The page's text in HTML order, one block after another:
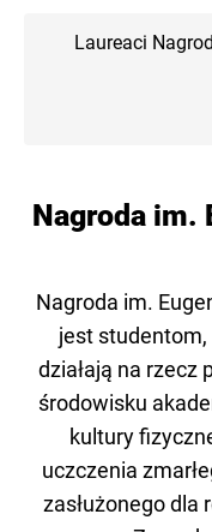
Laureaci
Nagroda im.
Nagroda im.
jest
działają na rzecz
środowisku
kultury
uczczenia
zasłużonego dla